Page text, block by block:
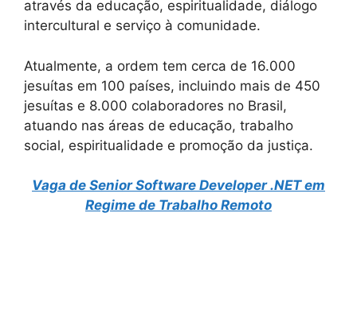
através da educação, espiritualidade, diálogo
intercultural e serviço à comunidade.
Atualmente, a ordem tem cerca de 16.000
jesuítas em 100 países, incluindo mais de 450
jesuítas e 8.000 colaboradores no Brasil,
atuando nas áreas de educação, trabalho
social, espiritualidade e promoção da justiça.
Vaga de Senior Software Developer .NET em
Regime de Trabalho Remoto